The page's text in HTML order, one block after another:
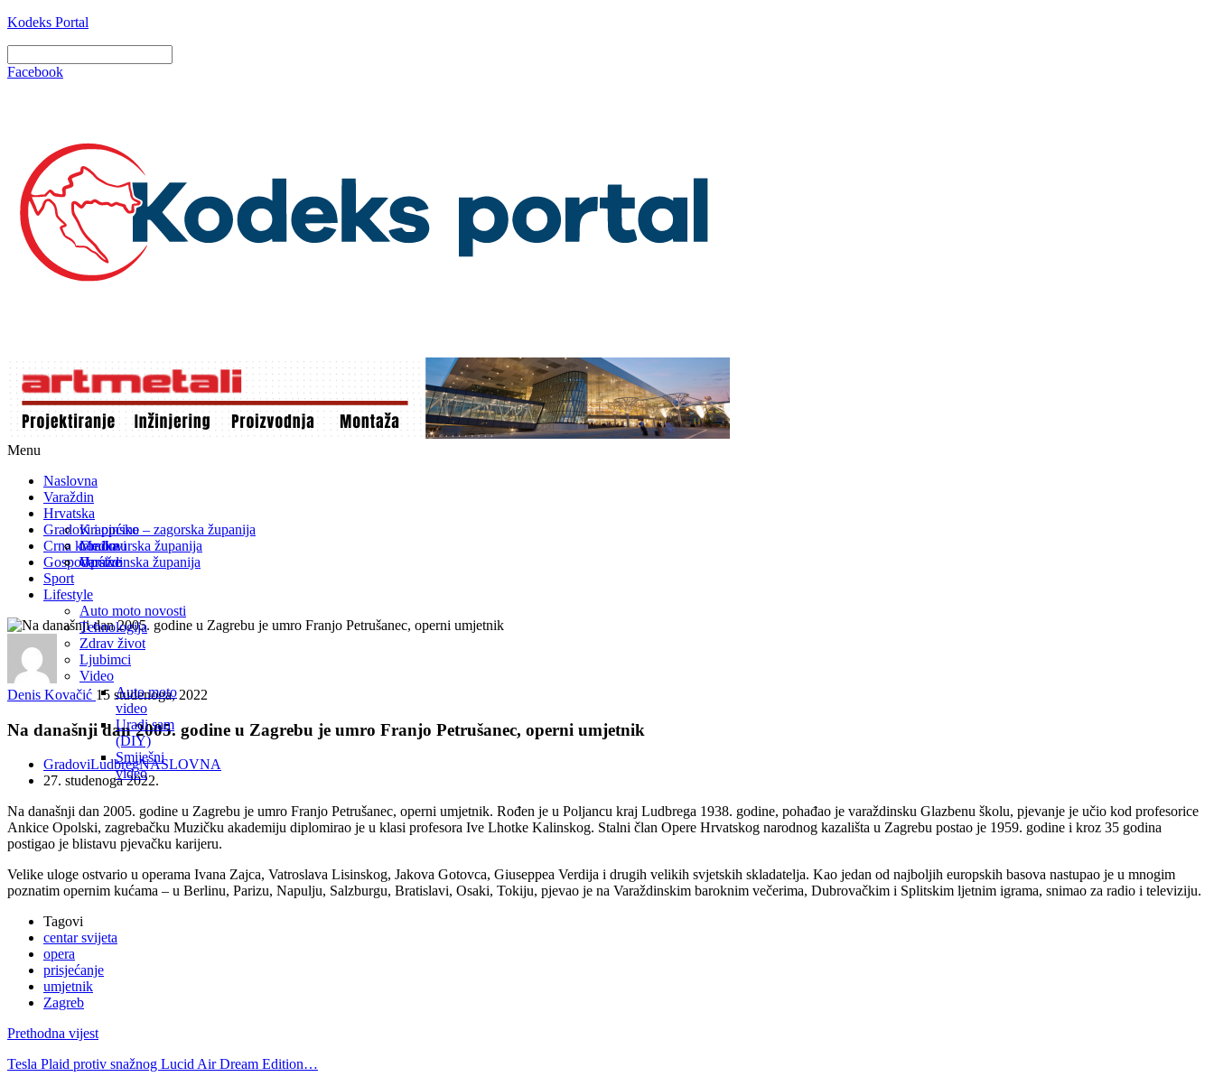
Kodeks Portal
Facebook
Menu
Naslovna
Varaždin
Hrvatska
Krapinsko – zagorska županija
Međimurska županija
Varaždinska županija
Gradovi i općine
Gradovi
Općine
Crna kronika
Gospodarstvo
Sport
Lifestyle
Auto moto novosti
Tehnologija
Zdrav život
Ljubimci
Video
Auto moto
video
Uradi sam
(DIY)
Smiješni
video
Denis Kovačić 15 studenoga, 2022
Na današnji dan 2005. godine u Zagrebu je umro Franjo Petrušanec, operni umjetnik
GradoviLudbregNASLOVNA
27. studenoga 2022.
Na današnji dan 2005. godine u Zagrebu je umro Franjo Petrušanec, operni umjetnik. Rođen je u Poljancu kraj Ludbrega 1938. godine, pohađao je varaždinsku Glazbenu školu, pjevanje je učio kod profesorice
Ankice Opolski, zagrebačku Muzičku akademiju diplomirao je u klasi profesora Ive Lhotke Kalinskog. Stalni član Opere Hrvatskog narodnog kazališta u Zagrebu postao je 1959. godine i kroz 35 godina
postigao je blistavu pjevačku karijeru.
Velike uloge ostvario u operama Ivana Zajca, Vatroslava Lisinskog, Jakova Gotovca, Giuseppea Verdija i drugih velikih svjetskih skladatelja. Kao jedan od najboljih europskih basova nastupao je u mnogim
poznatim opernim kućama – u Berlinu, Parizu, Napulju, Salzburgu, Bratislavi, Osaki, Tokiju, pjevao je na Varaždinskim baroknim večerima, Dubrovačkim i Splitskim ljetnim igrama, snimao za radio i televiziju.
Tagovi
centar svijeta
opera
prisjećanje
umjetnik
Zagreb
Prethodna vijest
Tesla Plaid protiv snažnog Lucid Air Dream Edition…